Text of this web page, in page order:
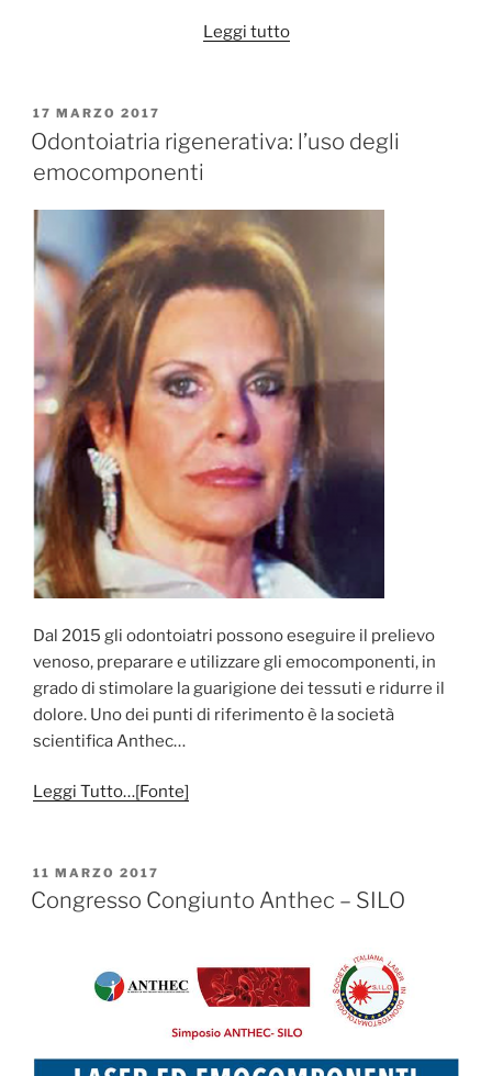
Leggi tutto“Aspetti
nella
I
Fattori
di
Crescita:
indicazioni
Analisi
dei
Risultati”
PUBBLICATO
IL
17 MARZO 2017
Odontoiatria rigenerativa: l’uso degli
emocomponenti
Dal 2015 gli odontoiatri possono eseguire il prelievo
venoso, preparare e utilizzare gli emocomponenti, in
grado di stimolare la guarigione dei tessuti e ridurre il
dolore. Uno dei punti di riferimento è la società
scientifica Anthec…
Leggi Tutto…[Fonte]
PUBBLICATO
IL
11 MARZO 2017
Congresso Congiunto Anthec – SILO